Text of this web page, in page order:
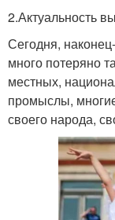
2.Актуальность
Сегодня,
много потеряно
местных,
промыслы,
своего народа,